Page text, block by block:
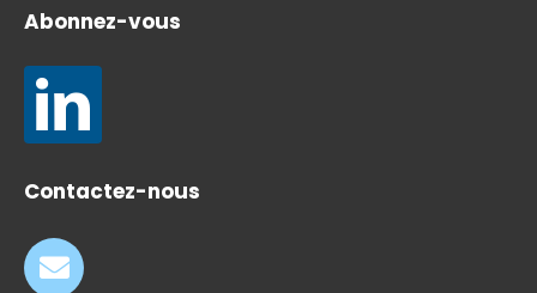
Abonnez-vous
Contactez-nous